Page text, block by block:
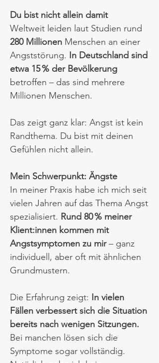
Du bist nicht allein damit
Weltweit leiden laut Studien rund
280 Millionen Menschen an einer
Angststörung. In Deutschland sind
etwa 15 % der Bevölkerung
betroffen – das sind mehrere
Millionen Menschen.​
Das zeigt ganz klar: Angst ist kein
Randthema. Du bist mit deinen
Gefühlen nicht allein.​
Mein Schwerpunkt: Ängste
In meiner Praxis habe ich mich seit
vielen Jahren auf das Thema Angst
spezialisiert. Rund 80 % meiner
Klient:innen kommen mit
Angstsymptomen zu mir– ganz
individuell, aber oft mit ähnlichen
Grundmustern.​
Die Erfahrung zeigt: In vielen
Fällen verbessert sich die Situation
bereits nach wenigen Sitzungen.
Bei manchen lösen sich die
Symptome sogar vollständig.​